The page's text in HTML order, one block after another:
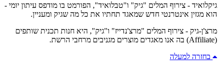
גיקלואיד - צירוף המלים "גיק" ו"טבלואיד", הפורמט בו מודפס עיתון יומי -
הוא מגזין אינטרנטי חדש שמאגד תחתיו את כל מה שגיק ומעניין.
מרצ'ן-גיק - צירוף המלים "מרצ'נדייז" ו"גיק", היא חנות תכנית שותפים
(Affiliate) בה אנו מאגדים מוצרים מגניבים מרחבי הרשת.
בחזרה למעלה